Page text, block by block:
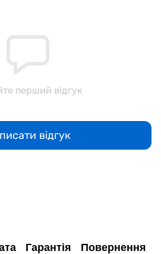
перший відгук
відгук
Гарантія Повернення